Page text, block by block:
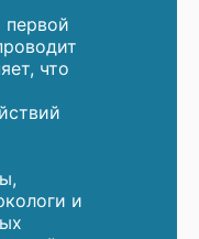
первой
что
и